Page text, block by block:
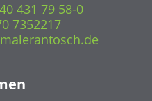
431 79 58-0
7352217